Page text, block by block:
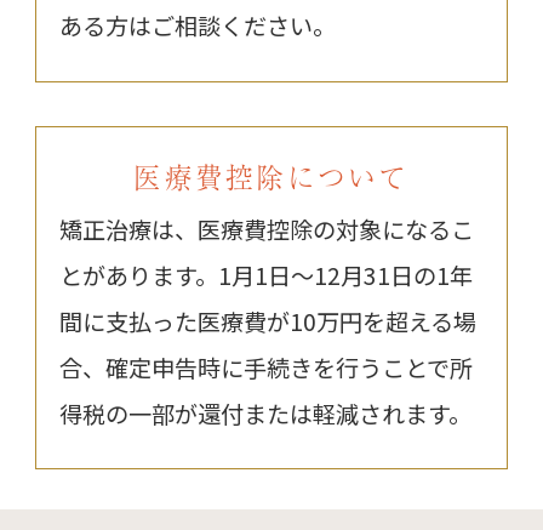
ある方はご相談ください。
医療費控除について
矯正治療は、医療費控除の対象になるこ
とがあります。1月1日〜12月31日の1年
間に支払った医療費が10万円を超える場
合、確定申告時に手続きを行うことで所
得税の一部が還付または軽減されます。